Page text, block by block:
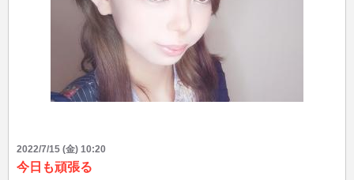
2022/7/15 (金) 10:20
今日も頑張る